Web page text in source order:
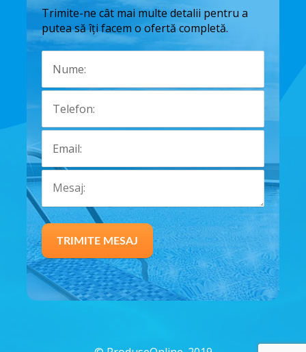
Trimite-ne cât mai multe detalii pentru a
putea să îți facem o ofertă completă.